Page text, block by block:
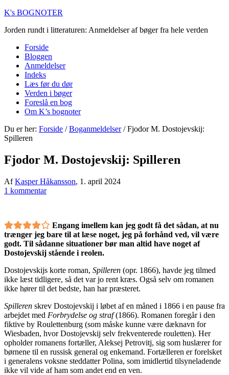
K's BOGNOTER
Jorden rundt i litteraturen: Anmeldelser af bøger fra hele verden
Forside
Bloggen
Anmeldelser
Indeks
Læs før du dør
Verden i bøger
Foreslå en bog
Om K’s bognoter
Du er her: Forside / Boganmeldelser /Fjodor M. Dostojevskij:
Spilleren
Fjodor M. Dostojevskij: Spilleren
AfKasper Håkansson, 1. april 2024
1 kommentar
Engang imellem kan jeg godt få det sådan, at nu
trænger jeg bare til at læse noget, jeg på forhånd ved, vil være
godt. Til sådanne situationer bør man altid have noget af
Dostojevskij stående i reolen.
Dostojevskijs korte roman, Spilleren (opr. 1866), havde jeg tilmed
ikke læst tidligere, så det var jo rent kræs. Også selv om romanen
ikke hører til det bedste, han har præsteret.
Spilleren skrev Dostojevskij i løbet af en måned i 1866 i en pause fra
arbejdet med Forbrydelse og straf(1866). Romanen foregår i den
fiktive by Roulettenburg (som måske kunne være dæknavn for
Wiesbaden, hvor Dostojevskij selv frekventerede rouletten). Her
opholder romanens fortæller, Aleksej Petrovitj, sig som huslærer for
børnene til en russisk general og enkemand. Fortælleren er forelsket
i generalens voksne steddatter Polina, som imidlertid tilsyneladende
ikke vil vide af ham som andet end en ven.